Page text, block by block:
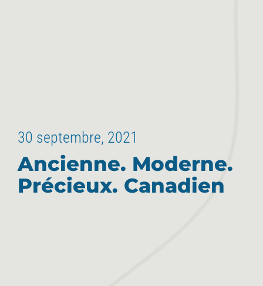
30 septembre, 2021
Ancienne. Moderne.
Précieux. Canadien